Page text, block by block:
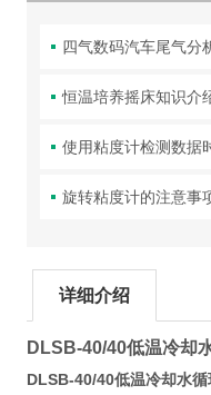
四气数码汽车尾气分
恒温培养摇床知识介
使用粘度计检测数据
旋转粘度计的注意事
详细介绍
DLSB-40/40低温冷却
DLSB-40/40低温冷却水循